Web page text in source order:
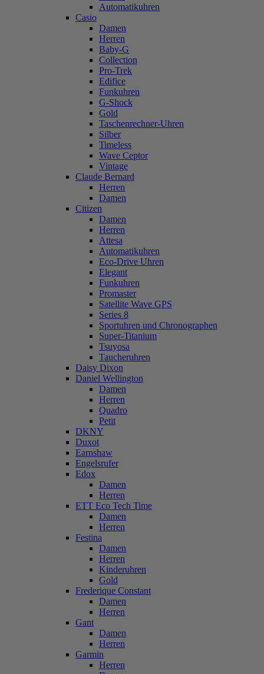
Automatikuhren
Casio
Damen
Herren
Baby-G
Collection
Pro-Trek
Edifice
Funkuhren
G-Shock
Gold
Taschenrechner-Uhren
Silber
Timeless
Wave Ceptor
Vintage
Claude Bernard
Herren
Damen
Citizen
Damen
Herren
Attesa
Automatikuhren
Eco-Drive Uhren
Elegant
Funkuhren
Promaster
Satellite Wave GPS
Series 8
Sportuhren und Chronographen
Super-Titanium
Tsuyosa
Taucheruhren
Daisy Dixon
Daniel Wellington
Damen
Herren
Quadro
Petit
DKNY
Duxot
Earnshaw
Engelsrufer
Edox
Damen
Herren
ETT Eco Tech Time
Damen
Herren
Festina
Damen
Herren
Kinderuhren
Gold
Frederique Constant
Damen
Herren
Gant
Damen
Herren
Garmin
Herren